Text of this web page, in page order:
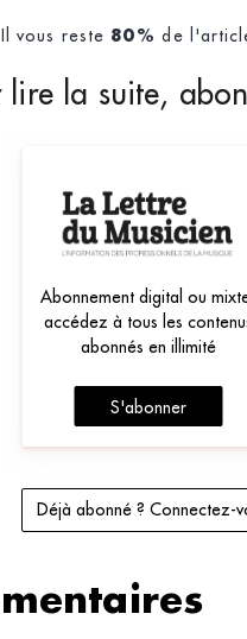
Il vous reste 80% de
lire la suite,
Abonnement digital ou
accédez à tous les
abonnés en illimité
S'abonner
Déjà abonné ? Connectez-